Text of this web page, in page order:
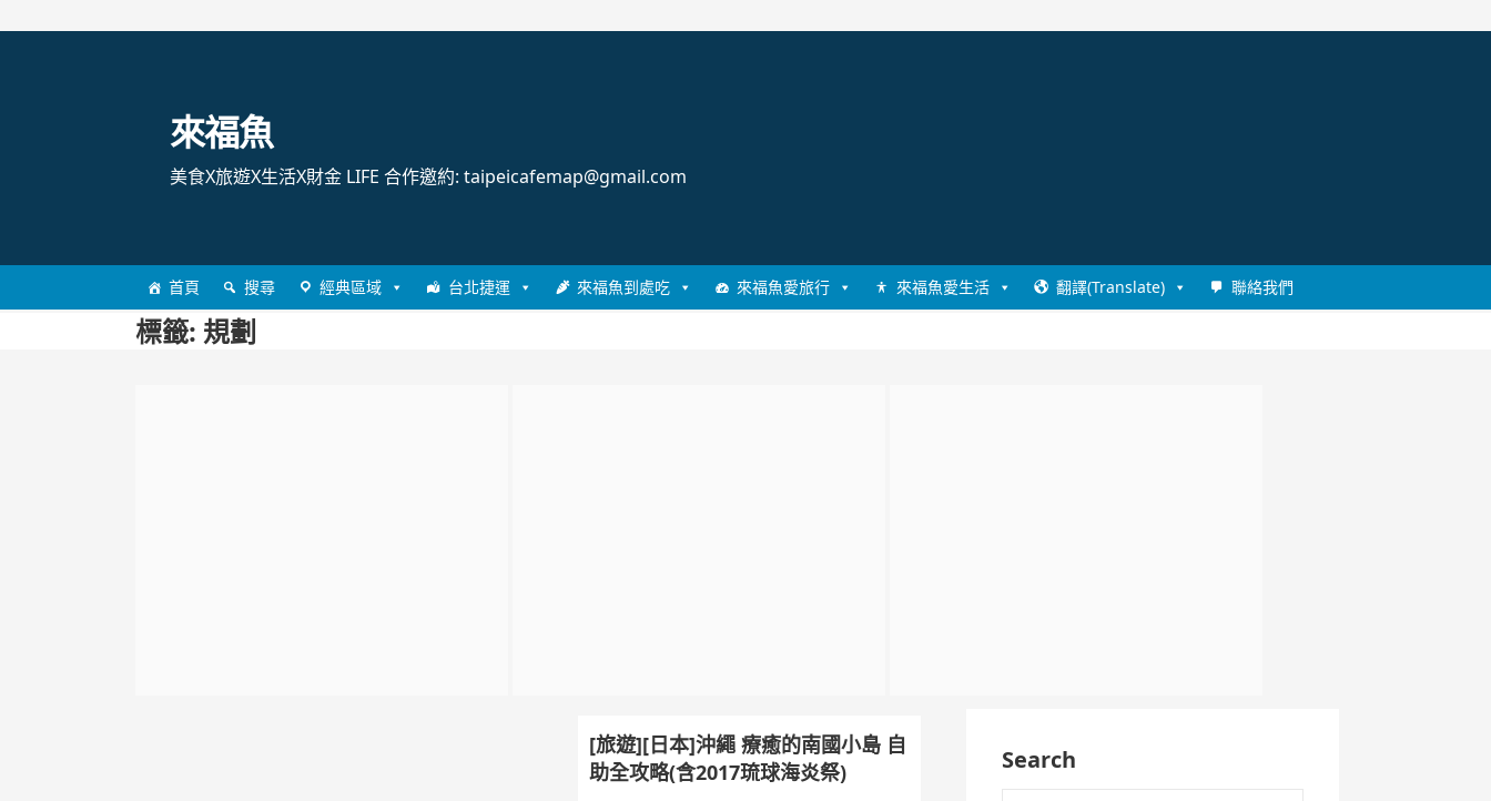
來福魚
美食X旅遊X生活X財金 LIFE 合作邀約: taipeicafemap@gmail.com
首頁 搜尋 經典區域 台北捷運 來福魚到處吃 來福魚愛旅行 來福魚愛生活 翻譯(Translate) 聯絡我們
標籤: 規劃
[旅遊][日本]沖繩 療癒的南國小島 自
助全攻略(含2017琉球海炎祭)
Search